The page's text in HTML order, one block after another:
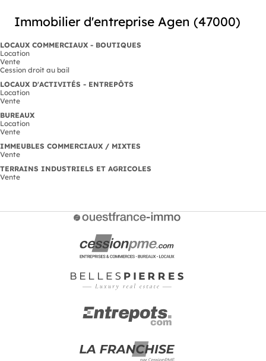
Immobilier d'entreprise Agen (47000)
LOCAUX COMMERCIAUX - BOUTIQUES
Location
Vente
Cession droit au bail
LOCAUX D'ACTIVITÉS - ENTREPÔTS
Location
Vente
BUREAUX
Location
Vente
IMMEUBLES COMMERCIAUX / MIXTES
Vente
TERRAINS INDUSTRIELS ET AGRICOLES
Vente